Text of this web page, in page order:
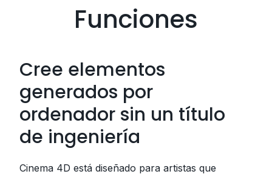
Funciones
Cree elementos
generados por
ordenador sin un título
de ingeniería
Cinema 4D está diseñado para artistas que